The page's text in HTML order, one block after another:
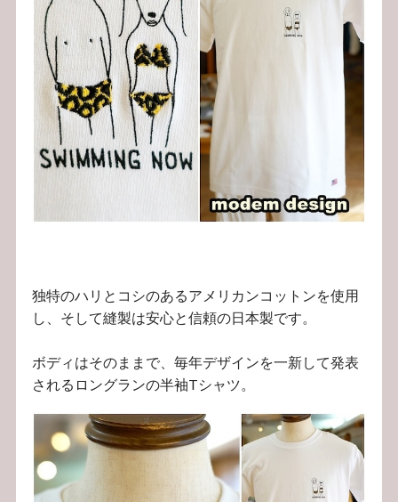
独特のハリとコシのあるアメリカンコットンを使用
し、そして縫製は安心と信頼の日本製です。
ボディはそのままで、毎年デザインを一新して発表
されるロングランの半袖Tシャツ。